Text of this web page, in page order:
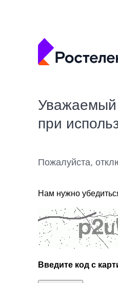
Уважаемый
при
Пожалуйста,
Нам нужно
Введите код с